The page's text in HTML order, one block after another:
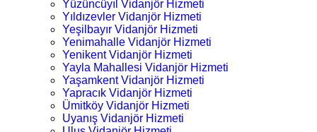
Yüzüncüyıl Vidanjör Hizmeti
Yıldızevler Vidanjör Hizmeti
Yeşilbayır Vidanjör Hizmeti
Yenimahalle Vidanjör Hizmeti
Yenikent Vidanjör Hizmeti
Yayla Mahallesi Vidanjör Hizmeti
Yaşamkent Vidanjör Hizmeti
Yapracık Vidanjör Hizmeti
Ümitköy Vidanjör Hizmeti
Uyanış Vidanjör Hizmeti